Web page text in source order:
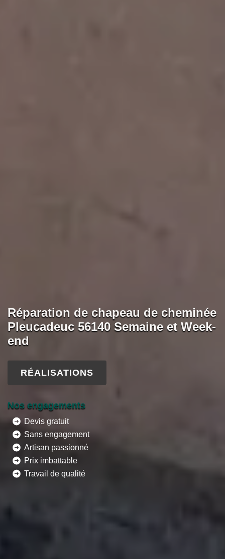
Réparation de chapeau de cheminée
Pleucadeuc 56140 Semaine et Week-
end
RÉALISATIONS
Nos engagements
Devis gratuit
Sans engagement
Artisan passionné
Prix imbattable
Travail de qualité